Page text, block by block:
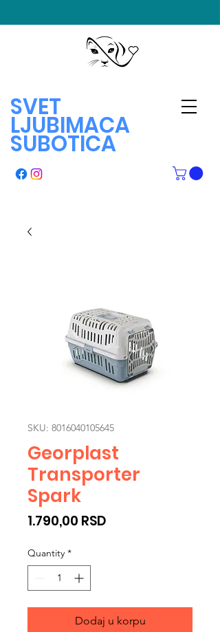
SVET
LJUBIMACA
SUBOTICA
SKU: 8016040105645
Georplast
Transporter
Spark
1.790,00 RSD
Quantity *
Dodaj u korpu